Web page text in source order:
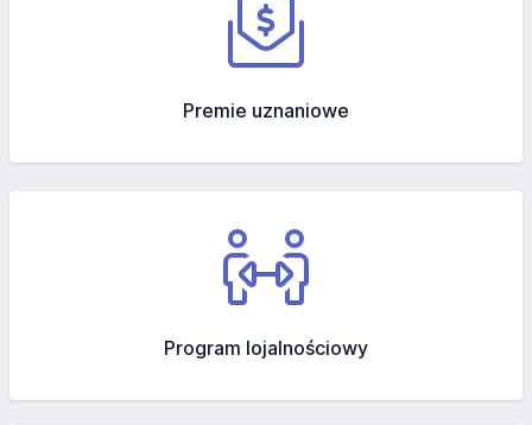
Premie uznaniowe
Program lojalnościowy